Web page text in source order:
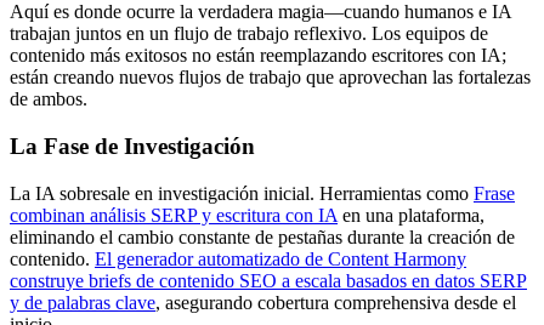
Aquí es donde ocurre la verdadera magia—cuando humanos e IA
trabajan juntos en un flujo de trabajo reflexivo. Los equipos de
contenido más exitosos no están reemplazando escritores con IA;
están creando nuevos flujos de trabajo que aprovechan las fortalezas
de ambos.
La Fase de Investigación
La IA sobresale en investigación inicial. Herramientas como Frase
combinan análisis SERP y escritura con IA en una plataforma,
eliminando el cambio constante de pestañas durante la creación de
contenido. El generador automatizado de Content Harmony
construye briefs de contenido SEO a escala basados en datos SERP
y de palabras clave, asegurando cobertura comprehensiva desde el